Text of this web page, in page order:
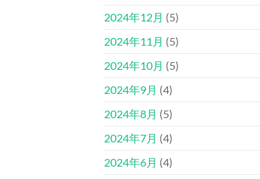
2024年12月 (5)
2024年11月 (5)
2024年10月 (5)
2024年9月 (4)
2024年8月 (5)
2024年7月 (4)
2024年6月 (4)